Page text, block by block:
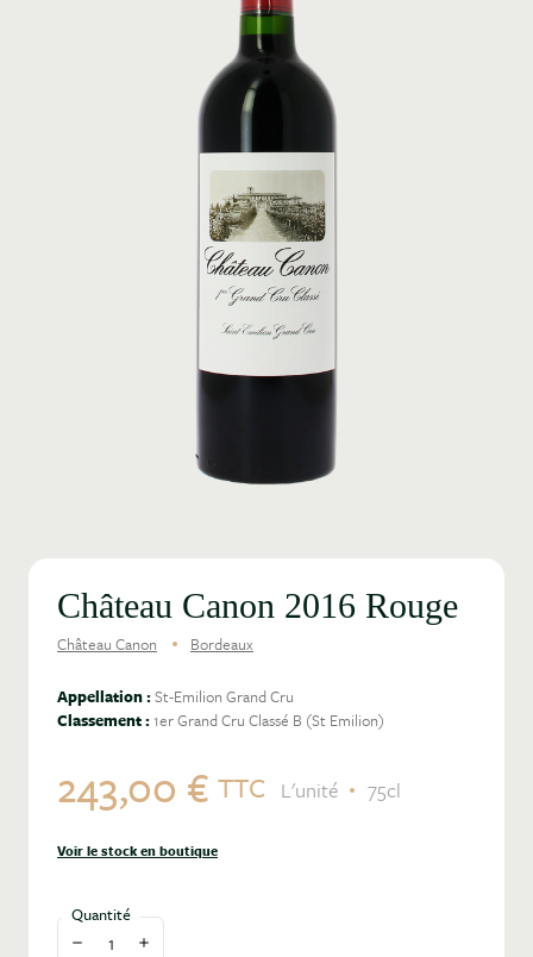
Château Canon 2016 Rouge
Château Canon Bordeaux
Appellation :St-Emilion Grand Cru
Classement :1er Grand Cru Classé B (St Emilion)
243,00 € TTC L'unité 75cl
Voir le stock en boutique
Quantité